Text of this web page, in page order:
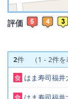
評価
2件 （1 - 2件を
食 はま寿司福井